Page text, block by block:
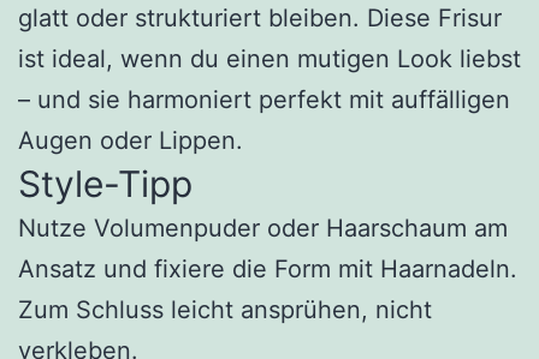
glatt oder strukturiert bleiben. Diese Frisur
ist ideal, wenn du einen mutigen Look liebst
– und sie harmoniert perfekt mit auffälligen
Augen oder Lippen.
Style-Tipp
Nutze Volumenpuder oder Haarschaum am
Ansatz und fixiere die Form mit Haarnadeln.
Zum Schluss leicht ansprühen, nicht
verkleben.